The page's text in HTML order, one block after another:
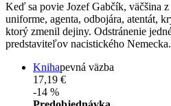
Keď sa povie Jozef Gabčík, väčšina
uniforme, agenta, odbojára, atentát,
ktorý zmenil dejiny. Odstránenie
predstaviteľov nacistického
Knihapevná väzba
17,19 €
-14 %